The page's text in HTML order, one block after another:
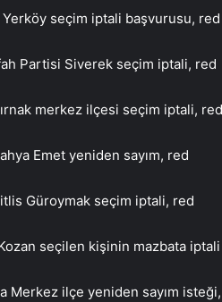
Yerköy seçim iptali başvurusu, red
Partisi Siverek seçim iptali, red
merkez ilçesi seçim iptali, red
Emet yeniden sayım, red
Güroymak seçim iptali, red
seçilen kişinin mazbata
Merkez ilçe yeniden sayım